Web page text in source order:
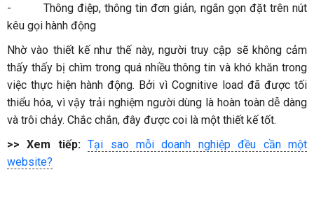
- Thông điệp, thông tin đơn giản, ngắn gọn đặt trên nút
kêu gọi hành động
Nhờ vào thiết kế như thế này, người truy cập sẽ không cảm
thấy thấy bị chìm trong quá nhiều thông tin và khó khăn trong
việc thực hiện hành động. Bởi vì Cognitive load đã được tối
thiểu hóa, vì vậy trải nghiệm người dùng là hoàn toàn dễ dàng
và trôi chảy. Chắc chắn, đây được coi là một thiết kế tốt.
>> Xem tiếp:Tại sao mỗi doanh nghiệp đều cần một
website?